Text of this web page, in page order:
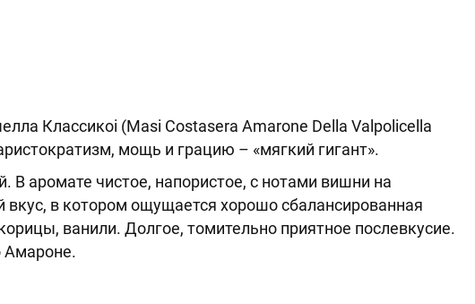
Классикоi (Masi Costasera Amarone Della Valpolicella
мощь и грацию – «мягкий гигант».
В аромате чистое, напористое, с нотами вишни на
в котором ощущается хорошо сбалансированная
ванили. Долгое, томительно приятное послевкусие.
Амароне.